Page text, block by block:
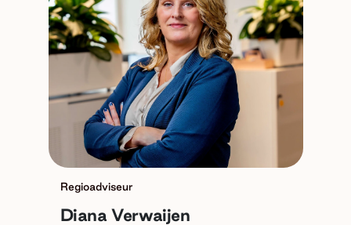
Regioadviseur
Diana Verwaijen